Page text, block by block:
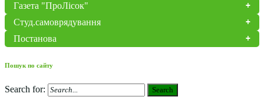
Газета "ПроЛісок"
Студ.самоврядування
Постанова
Пошук по сайту
Search for: Search